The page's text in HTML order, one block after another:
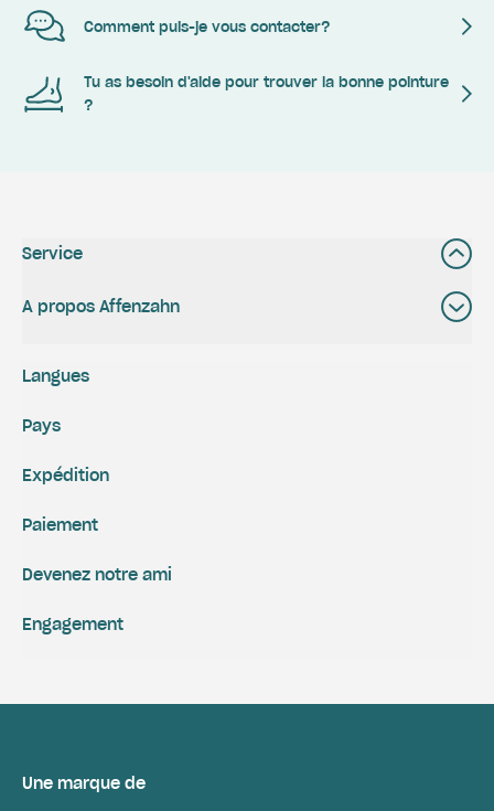
Comment puis-je vous contacter?
Tu as besoin d'aide pour trouver la bonne pointure
?
Service
A propos Affenzahn
Expédition
Paiement
Engagement
Devenez notre ami
Langues
Pays
Une marque de